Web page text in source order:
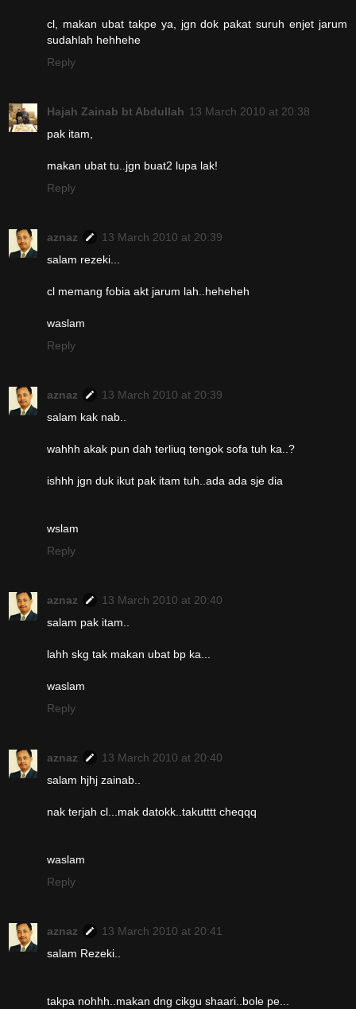
cl, makan ubat takpe ya, jgn dok pakat suruh enjet jarum
sudahlah hehhehe
Reply
Hajah Zainab bt Abdullah 13 March 2010 at 20:38
pak itam,
makan ubat tu..jgn buat2 lupa lak!
Reply
aznaz
13 March 2010 at 20:39
salam rezeki...
cl memang fobia akt jarum lah..heheheh
waslam
Reply
aznaz
13 March 2010 at 20:39
salam kak nab..
wahhh akak pun dah terliuq tengok sofa tuh ka..?
ishhh jgn duk ikut pak itam tuh..ada ada sje dia
wslam
Reply
aznaz
13 March 2010 at 20:40
salam pak itam..
lahh skg tak makan ubat bp ka...
waslam
Reply
aznaz
13 March 2010 at 20:40
salam hjhj zainab..
nak terjah cl...mak datokk..takutttt cheqqq
waslam
Reply
aznaz
13 March 2010 at 20:41
salam Rezeki..
takpa nohhh..makan dng cikgu shaari..bole pe...